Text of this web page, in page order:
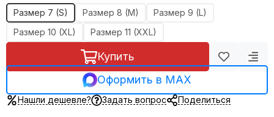
Размер 7 (S)
Размер 8 (M)
Размер 9 (L)
Размер 10 (XL)
Размер 11 (XXL)
Купить
Оформить в MAX
Нашли дешевле? Задать вопрос Поделиться